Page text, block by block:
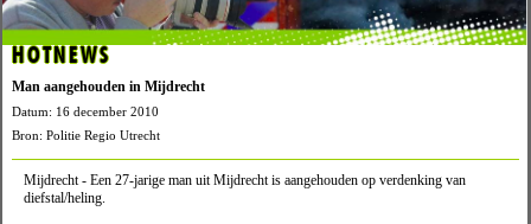
HOTNEWS
Man aangehouden in Mijdrecht
Datum: 16 december 2010
Bron: Politie Regio Utrecht
Mijdrecht - Een 27-jarige man uit Mijdrecht is aangehouden op verdenking van
diefstal/heling.